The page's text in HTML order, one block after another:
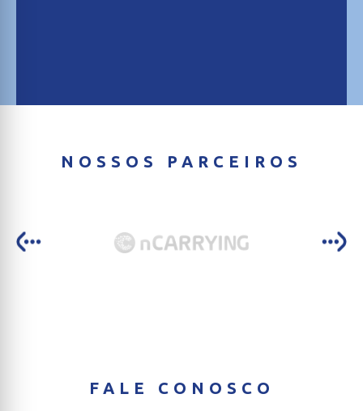
NOSSOS PARCEIROS
FALE CONOSCO